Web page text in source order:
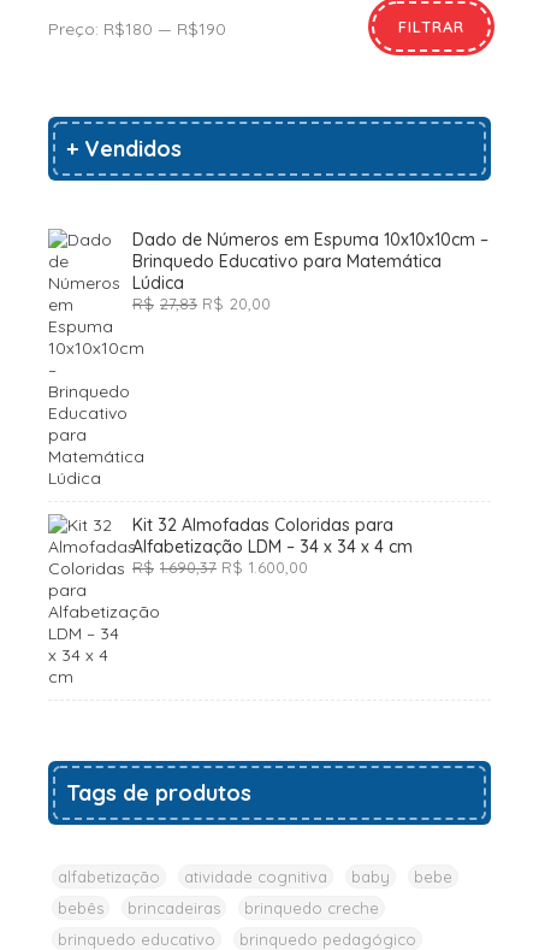
FILTRAR
Preço: R$180 — R$190
+ Vendidos
Dado de Números em Espuma 10x10x10cm –
Brinquedo Educativo para Matemática
Lúdica
R$ 27,83 O
R$ 20,00
Kit 32 Almofadas Coloridas para
Alfabetização LDM – 34 x 34 x 4 cm
R$ 1.690,37 O
R$ 1.600,00
Tags de produtos
alfabetização atividade cognitiva baby
bebe
bebês
brincadeiras
brinquedo creche
brinquedo educativo
brinquedo pedagógico